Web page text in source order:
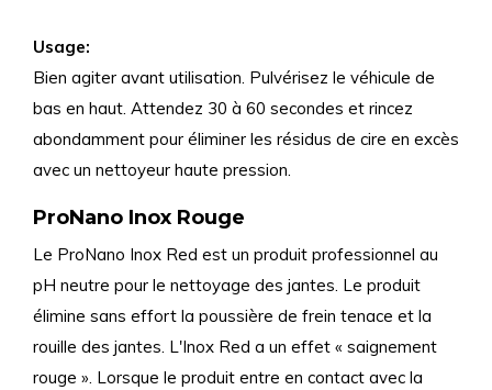
Usage:
Bien agiter avant utilisation. Pulvérisez le véhicule de
bas en haut. Attendez 30 à 60 secondes et rincez
abondamment pour éliminer les résidus de cire en excès
avec un nettoyeur haute pression.
ProNano Inox Rouge
Le ProNano Inox Red est un produit professionnel au
pH neutre pour le nettoyage des jantes. Le produit
élimine sans effort la poussière de frein tenace et la
rouille des jantes. L'Inox Red a un effet « saignement
rouge ». Lorsque le produit entre en contact avec la